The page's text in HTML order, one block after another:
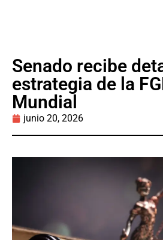
Senado recibe
estrategia de la
Mundial
junio 20, 2026